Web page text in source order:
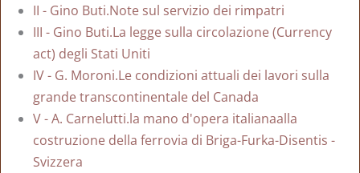
II - Gino Buti.Note sul servizio dei rimpatri
III - Gino Buti.La legge sulla circolazione (Currency
act) degli Stati Uniti
IV - G. Moroni.Le condizioni attuali dei lavori sulla
grande transcontinentale del Canada
V - A. Carnelutti.la mano d'opera italianaalla
costruzione della ferrovia di Briga-Furka-Disentis -
Svizzera